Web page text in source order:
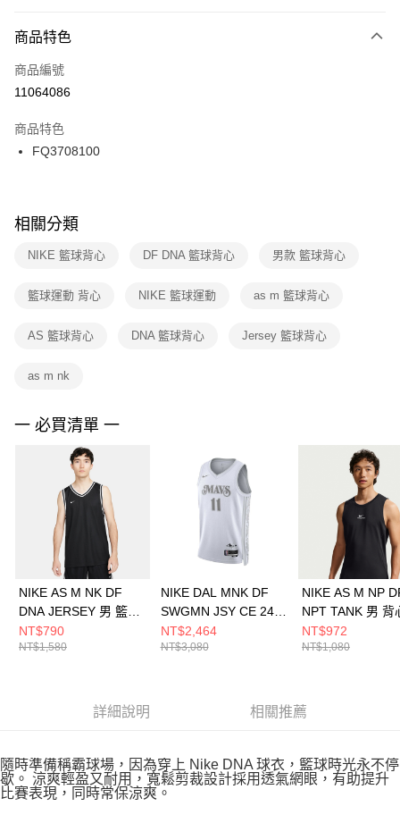
３．安心：先確認商品／服務後，再付款。
【「AFTEE先享後付」結帳流程】
１．於結帳方式選擇「AFTEE先享後付」後，將跳轉至「AFTEE先享後付」
２．訂單成立數日內，您將收到繳費通知簡訊。
３．收到繳費通知簡訊後14天內，點擊此簡訊中的連結，可透過四大超商／
ATM／網路銀行／等多元方式進行付款，方視為交易完成。
※ 交易是否成功請以「AFTEE先享後付 」之結帳頁面顯示為準，若有關於
是否繳費成功／繳費後需取消欲退款等相關疑問，請聯繫「AFTEE先享後付
客戶支援中心」 https://netprotections.freshdesk.com/support/home
１．透過由恩沛科技股份有限公司提供之「AFTEE先享後付」服務完成之交
權轉讓予恩沛科技股份有限公司。
３．未成年的使用者請事先徵得法定代理人或監護人之同意方可使用
４．使用「AFTEE先享後付」時，將依據個別帳號之用戶狀況，依本公司即
時審查核予不同之上限額度；若仍有額度不足之情形，本公司將視審查結果
請求用戶進行身份認證。
５．嚴禁一人註冊多個帳號或使用他人資訊註冊。若發現惡意使用之情形，
恩沛科技股份有限公司將有權停止該用戶之使用額度並採取法律行動。
每筆NT$100，滿NT$1,500(含以上)免運費
宅配
每筆NT$100，滿NT$1,500(含以上)免運費
付款後門市自取
每筆NT$100，滿NT$1,500(含以上)免運費
商品特色
商品編號
11064086
商品特色
FQ3708100
相關分類
NIKE 籃球背心 DF DNA 籃球背心 男款 籃球背心
籃球運動 背心 NIKE 籃球運動 as m 籃球背心
AS 籃球背心 DNA 籃球背心 Jersey 籃球背心
as m nk
一 必買清單 一
NIKE AS M NK DF
DNA JERSEY 男 籃球
背心 FQ3708010
NT$790
NT$1,580
NIKE DAL MNK DF
SWGMN JSY CE 24
男 籃球背心
FQ4339101
NT$2,464
NT$3,080
NIKE AS M NP
NPT TANK 男 背
衣 IF2806010
NT$972
NT$1,080
詳細說明 相關推薦
隨時準備稱霸球場，因為穿上 Nike DNA 球衣，籃球時光永不停
歇。 涼爽輕盈又耐用，寬鬆剪裁設計採用透氣網眼，有助提升
比賽表現，同時常保涼爽。